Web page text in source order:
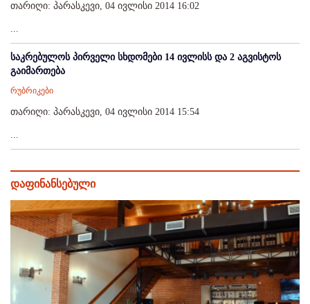
თარიღი: პარასკევი, 04 ივლისი 2014 16:02
...
საკრებულოს პირველი სხდომები 14 ივლისს და 2 აგვისტოს
გაიმართება
რუბრიკები
თარიღი: პარასკევი, 04 ივლისი 2014 15:54
...
დაფინანსებული